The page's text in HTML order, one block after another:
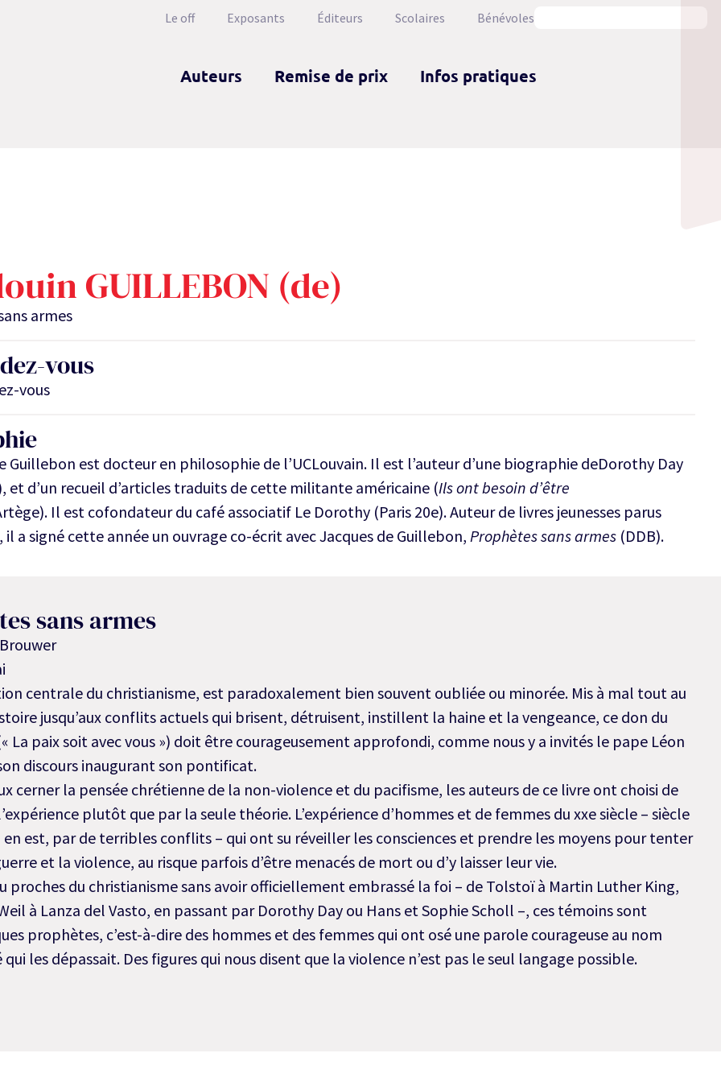
Le off Exposants Éditeurs Scolaires Bénévoles
Auteurs Remise de prix Infos pratiques
GUILLEBON (de)
armes
vous
vous
Guillebon est docteur en philosophie de l’UCLouvain. Il est l’auteur d’une biographie deDorothy Day
et d’un recueil d’articles traduits de cette militante américaine (Ils ont besoin d’être
Il est cofondateur du café associatif Le Dorothy (Paris 20e). Auteur de livres jeunesses parus
il a signé cette année un ouvrage co-écrit avec Jacques de Guillebon, Prophètes sans armes (DDB).
sans armes
centrale du christianisme, est paradoxalement bien souvent oubliée ou minorée. Mis à mal tout au
jusqu’aux conflits actuels qui brisent, détruisent, instillent la haine et la vengeance, ce don du
La paix soit avec vous ») doit être courageusement approfondi, comme nous y a invités le pape Léon
discours inaugurant son pontificat.
cerner la pensée chrétienne de la non-violence et du pacifisme, les auteurs de ce livre ont choisi de
plutôt que par la seule théorie. L’expérience d’hommes et de femmes du xxe siècle – siècle
en est, par de terribles conflits – qui ont su réveiller les consciences et prendre les moyens pour tenter
et la violence, au risque parfois d’être menacés de mort ou d’y laisser leur vie.
proches du christianisme sans avoir officiellement embrassé la foi – de Tolstoï à Martin Luther King,
à Lanza del Vasto, en passant par Dorothy Day ou Hans et Sophie Scholl –, ces témoins sont
prophètes, c’est-à-dire des hommes et des femmes qui ont osé une parole courageuse au nom
qui les dépassait. Des figures qui nous disent que la violence n’est pas le seul langage possible.